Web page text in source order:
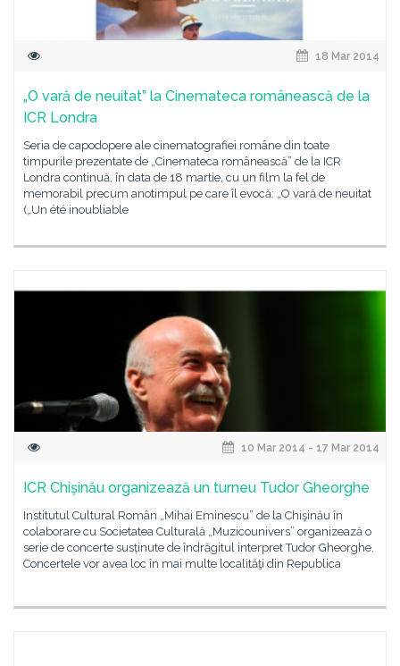
18 Mar 2014
„O vară de neuitat” la Cinemateca românească de la
ICR Londra
Seria de capodopere ale cinematografiei române din toate
timpurile prezentate de „Cinemateca românească” de la ICR
Londra continuă, în data de 18 martie, cu un film la fel de
memorabil precum anotimpul pe care îl evocă: „O vară de neuitat
(„Un été inoubliable
10 Mar 2014 - 17 Mar 2014
ICR Chișinău organizează un turneu Tudor Gheorghe
Institutul Cultural Român „Mihai Eminescu” de la Chişinău în
colaborare cu Societatea Culturală „Muzicounivers” organizează o
serie de concerte susținute de îndrăgitul interpret Tudor Gheorghe.
Concertele vor avea loc în mai multe localităţi din Republica